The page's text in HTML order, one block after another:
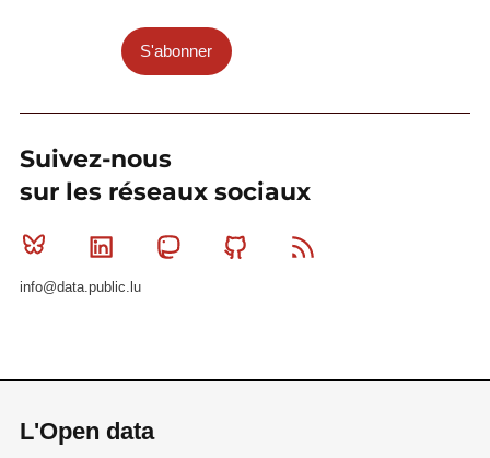
S'abonner
Suivez-nous
sur les réseaux sociaux
Bluesky Linkedin MastodonGithub
info@data.public.lu
L'Open data